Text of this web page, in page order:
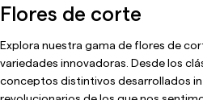
Flores de corte
Explora nuestra gama de flores de
variedades innovadoras. Desde los
conceptos distintivos desarrollados